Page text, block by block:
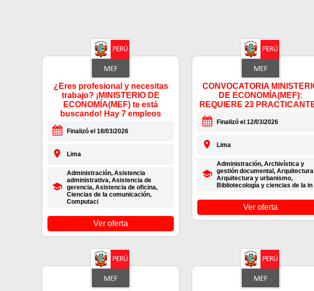
¿Eres profesional y necesitas
trabajo? ¡MINISTERIO DE
ECONOMÍA(MEF) te está
buscando! Hay 7 empleos
Finalizó el 18/03/2026
Lima
Administración, Asistencia
administrativa, Asistencia de
gerencia, Asistencia de oficina,
Ciencias de la comunicación,
Computaci
Ver oferta
CONVOCATORIA
DE ECONOMÍA(MEF):
REQUIERE 23
Finalizó el 12/03/2026
Lima
Administración, Archivística y
gestión documental,
Arquitectura y urbanismo,
Bibliotecología y ciencias de la in
Ver oferta